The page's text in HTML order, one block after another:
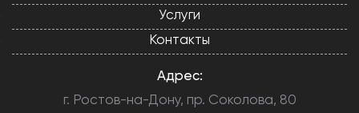
Услуги
Контакты
Адрес:
г. Ростов-на-Дону, пр. Соколова, 80